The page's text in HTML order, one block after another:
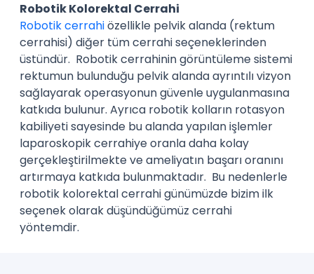
Robotik Kolorektal Cerrahi
Robotik cerrahiözellikle pelvik alanda (rektum
cerrahisi) diğer tüm cerrahi seçeneklerinden
üstündür. Robotik cerrahinin görüntüleme sistemi
rektumun bulunduğu pelvik alanda ayrıntılı vizyon
sağlayarak operasyonun güvenle uygulanmasına
katkıda bulunur. Ayrıca robotik kolların rotasyon
kabiliyeti sayesinde bu alanda yapılan işlemler
laparoskopik cerrahiye oranla daha kolay
gerçekleştirilmekte ve ameliyatın başarı oranını
artırmaya katkıda bulunmaktadır. Bu nedenlerle
robotik kolorektal cerrahi günümüzde bizim ilk
seçenek olarak düşündüğümüz cerrahi
yöntemdir.